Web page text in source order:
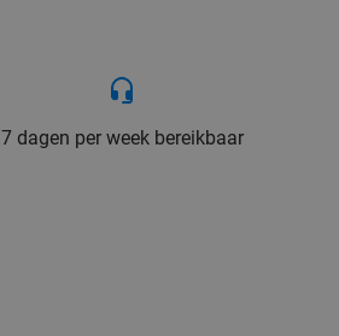
7 dagen per week bereikbaar